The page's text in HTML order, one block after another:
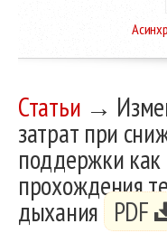
Статьи →
затрат при
поддержки
прохождения
дыхания PDF